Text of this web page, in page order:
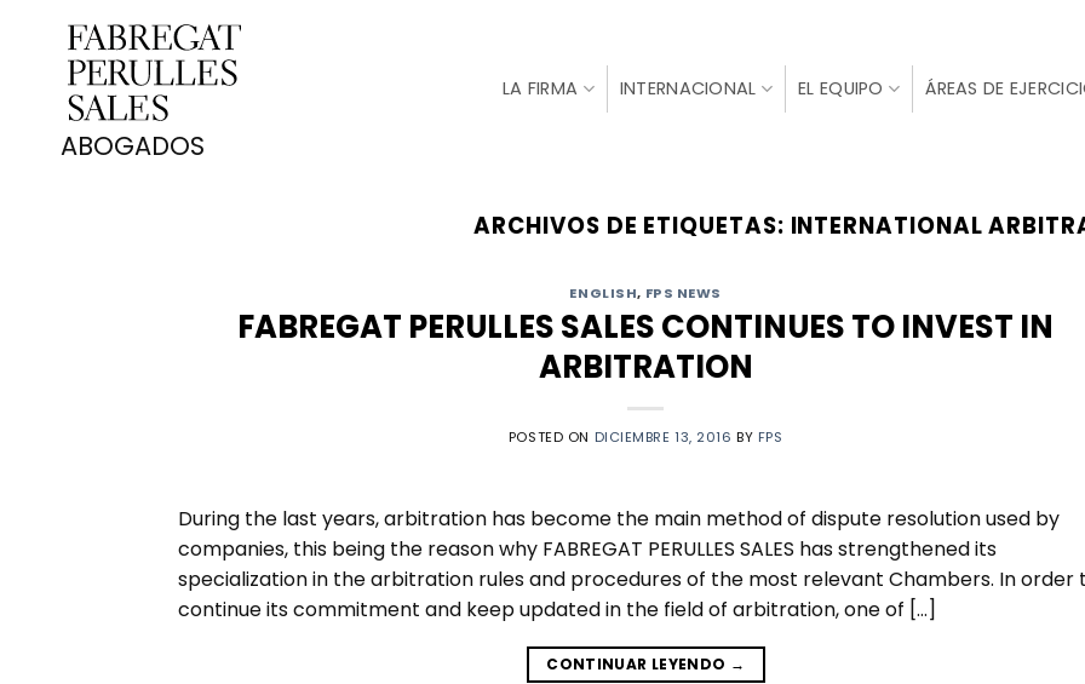
contenido
LA FIRMA INTERNACIONAL EL EQUIPO ÁREAS DE
ARCHIVOS DE ETIQUETAS: INTERNATIONAL
ENGLISH, FPS NEWS
FABREGAT PERULLES SALES CONTINUES TO INVEST IN
ARBITRATION
POSTED ON DICIEMBRE 13, 2016 BY FPS
During the last years, arbitration has become the main method of dispute resolution used by
companies, this being the reason why FABREGAT PERULLES SALES has strengthened its
specialization in the arbitration rules and procedures of the most relevant Chambers. In order
continue its commitment and keep updated in the field of arbitration, one of […]
CONTINUAR LEYENDO →